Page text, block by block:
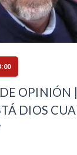
OPINIÓN
DIOS